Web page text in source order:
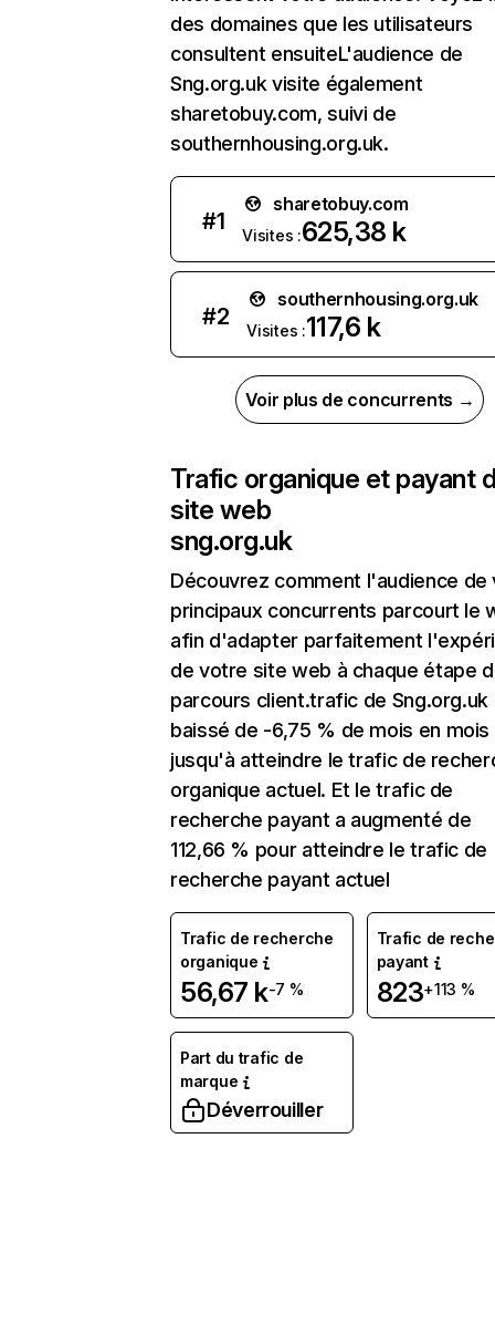
des domaines que les utilisateurs
consultent ensuiteL'audience de
Sng.org.uk visite également
sharetobuy.com, suivi de
southernhousing.org.uk.
#1
sharetobuy.com
Visites :625,38 k
#2
southernhousing.org.uk
Visites :117,6 k
Voir plus de concurrents →
Trafic organique et payant
site web
sng.org.uk
Découvrez comment l'audience de
principaux concurrents parcourt le
afin d'adapter parfaitement
de votre site web à chaque étape
parcours client.trafic de Sng.org.uk
baissé de -6,75 % de mois en mois
jusqu'à atteindre le trafic de
organique actuel. Et le trafic de
recherche payant a augmenté de
112,66 % pour atteindre le trafic de
recherche payant actuel
Trafic de recherche
organique
56,67 k-7 %
Trafic de
payant
823+113 %
Part du trafic de
marque
Déverrouiller